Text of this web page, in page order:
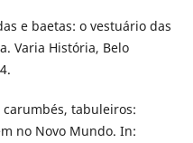
e baetas: o vestuário das
Varia História, Belo
carumbés, tabuleiros:
no Novo Mundo. In: